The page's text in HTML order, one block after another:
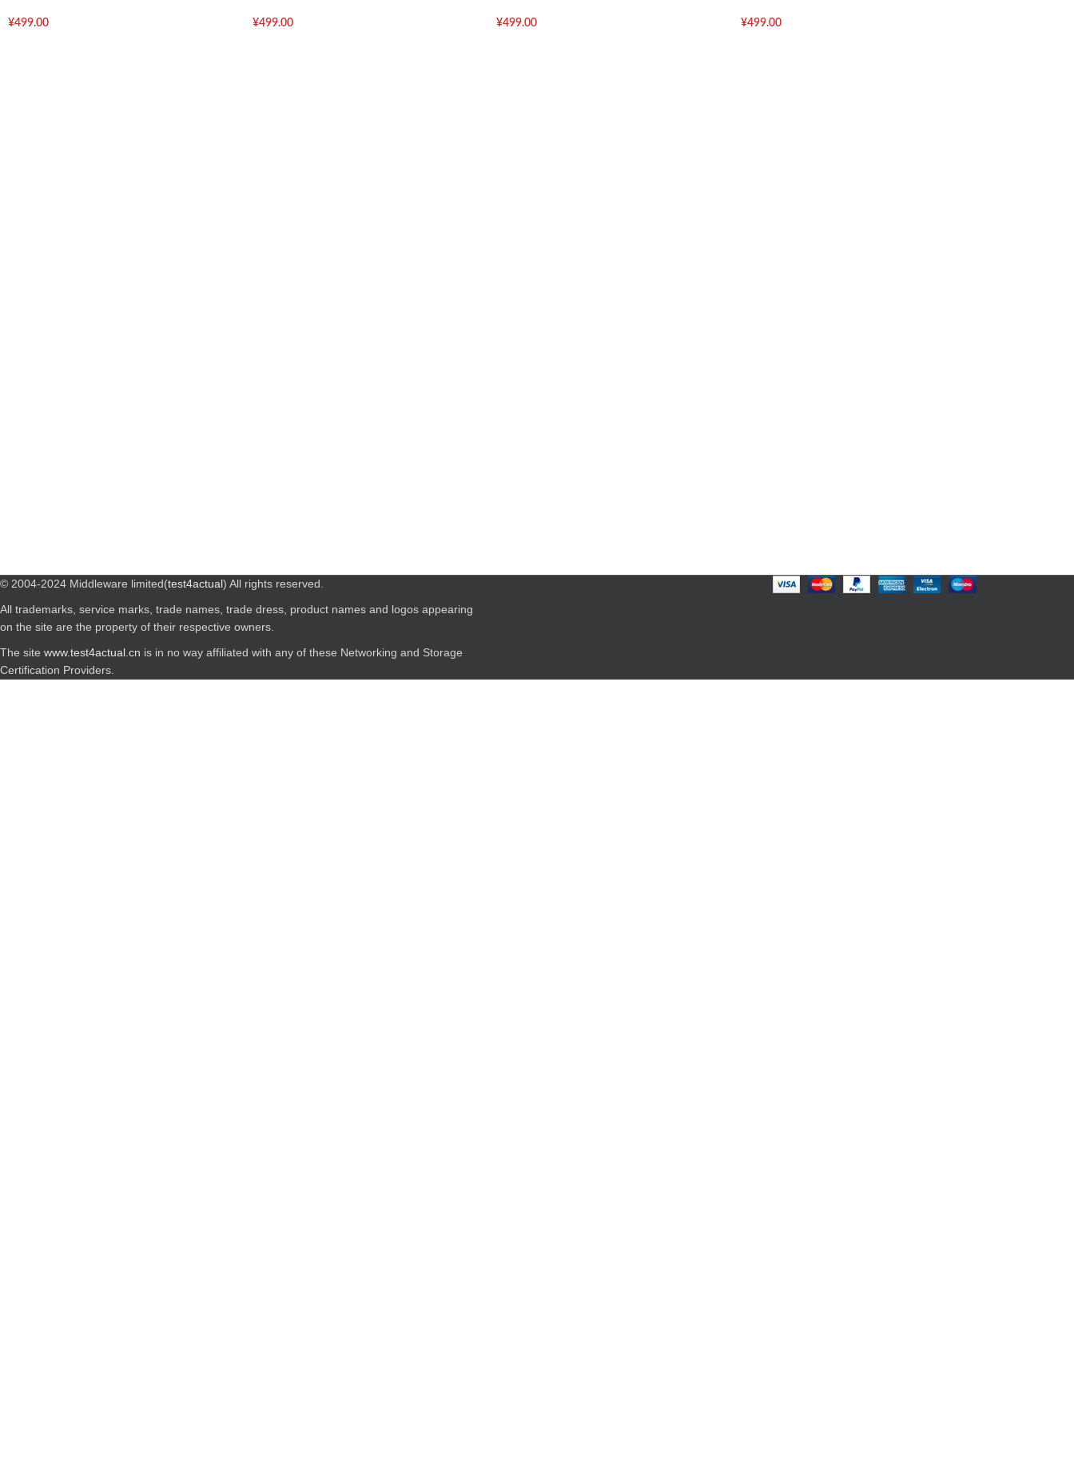
¥499.00 ¥499.00 ¥499.00 ¥499.00
© 2004-2024 Middleware limited(test4actual) All rights reserved.
All trademarks, service marks, trade names, trade dress, product names and logos appearing
on the site are the property of their respective owners.
The site www.test4actual.cn is in no way affiliated with any of these Networking and Storage
Certification Providers.